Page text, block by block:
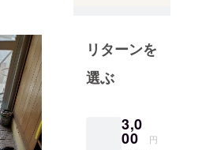
リターンを
選ぶ
3,0
00 円